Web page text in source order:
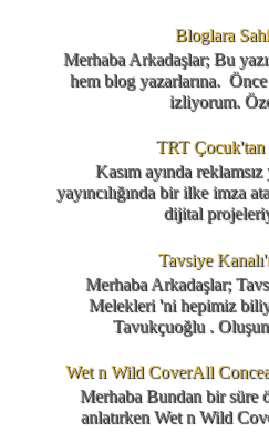
Bloglara
Merhaba Arkadaşlar; Bu
hem blog yazarlarına.
izliyorum.
TRT
Kasım ayında
yayıncılığında bir ilke imza
dijital
Tavsiye
Merhaba Arkadaşlar;
Melekleri 'ni hepimiz
Tavukçuoğlu .
Wet n Wild CoverAll
Merhaba Bundan bir süre
anlatırken Wet n Wild